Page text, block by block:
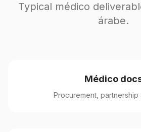
Typical médico
árabe.
Médico
Procurement, partnership